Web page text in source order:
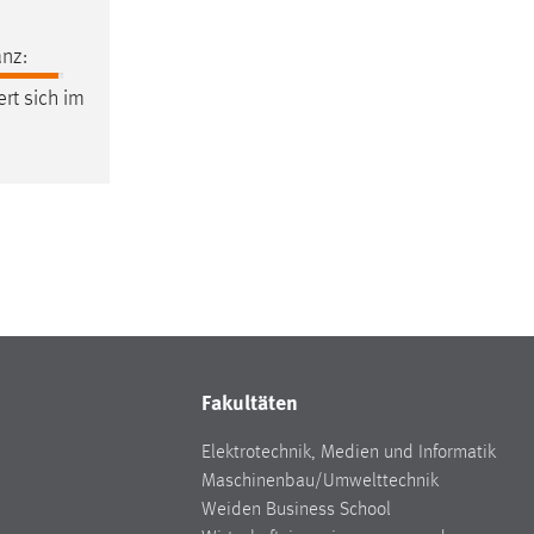
sich im
Fakultäten
Elektrotechnik, Medien und Informatik
Maschinenbau/Umwelttechnik
Weiden Business School